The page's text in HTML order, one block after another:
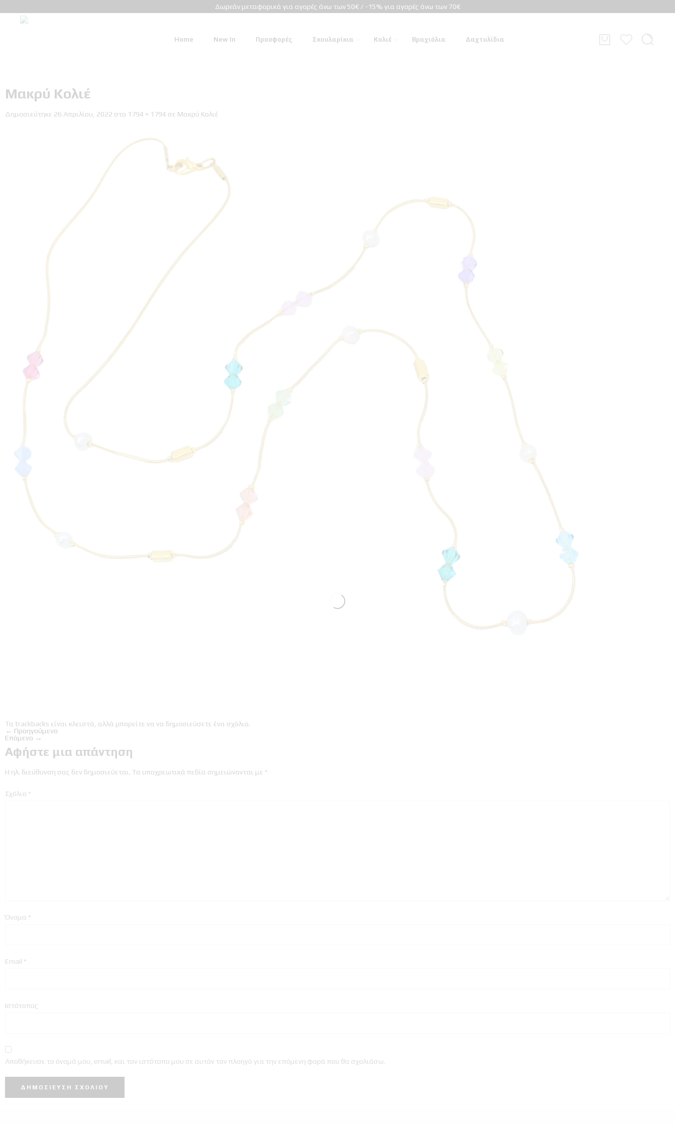
Δωρεάν μεταφορικά για αγορές άνω των 50€ / -15% για αγορές άνω των 70€
Home New In Προσφορές Σκουλαρίκια Κολιέ Βραχιόλια Δαχτυλίδια
Μακρύ Κολιέ
Δημοσιεύτηκε 26 Απριλίου, 2022 στο 1794 × 1794 σε Μακρύ Κολιέ
Τα trackbacks είναι κλειστά, αλλά μπορείτε να να δημοσιεύσετε ένα σχόλιο.
← Προηγούμενο
Επόμενο →
Αφήστε μια απάντηση
Η ηλ. διεύθυνση σας δεν δημοσιεύεται. Τα υποχρεωτικά πεδία σημειώνονται με *
Σχόλιο *
Όνομα *
Email *
Ιστότοπος
Αποθήκευσε το όνομά μου, email, και τον ιστότοπο μου σε αυτόν τον πλοηγό για την επόμενη φορά που θα σχολιάσω.